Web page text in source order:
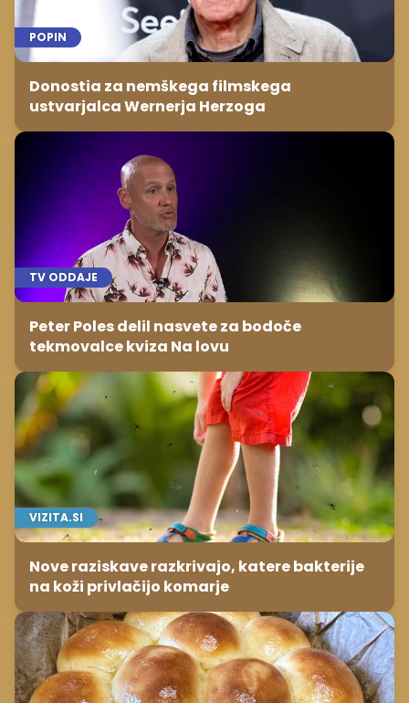
POPIN
Donostia za nemškega filmskega
ustvarjalca Wernerja Herzoga
TV ODDAJE
Peter Poles delil nasvete za bodoče
tekmovalce kviza Na lovu
VIZITA.SI
Nove raziskave razkrivajo, katere bakterije
na koži privlačijo komarje